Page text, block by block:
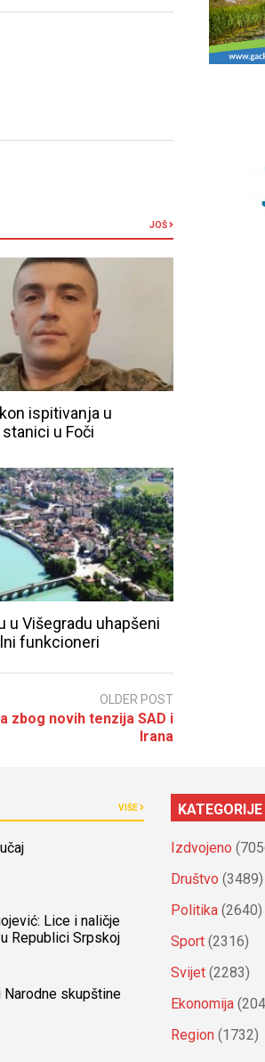
JOŠ
ispitivanja u
u Foči
u Višegradu uhapšeni
funkcioneri
OLDER POST
zbog novih tenzija SAD i
Irana
VIŠE
Lice i naličje
Republici Srpskoj
Narodne skupštine
KATEGORIJE
Izdvojeno
Društvo (3489)
Politika (2640)
Sport (2316)
Svijet (2283)
Ekonomija
Region (1732)